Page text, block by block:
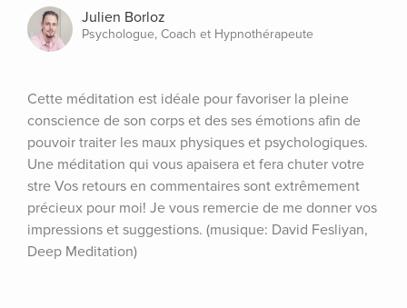
Julien Borloz
Psychologue, Coach et Hypnothérapeute
Cette méditation est idéale pour favoriser la pleine
conscience de son corps et des ses émotions afin de
pouvoir traiter les maux physiques et psychologiques.
Une méditation qui vous apaisera et fera chuter votre
stre Vos retours en commentaires sont extrêmement
précieux pour moi! Je vous remercie de me donner vos
impressions et suggestions. (musique: David Fesliyan,
Deep Meditation)